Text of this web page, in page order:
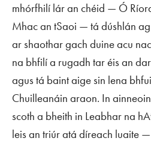
mhórfhilí lár an chéid — Ó
Mhac an tSaoi — tá dúshlán
ar shaothar gach duine acu
na bhfilí a rugadh tar éis an
agus tá baint aige sin lena
Chuilleanáin araon. In
scoth a bheith in Leabhar na
leis an triúr atá díreach luaite